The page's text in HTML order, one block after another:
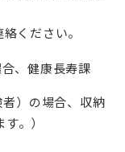
ください。
、健康長寿課
）の場合、収納
。）